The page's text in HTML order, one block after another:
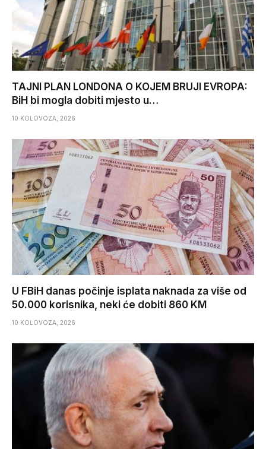
TAJNI PLAN LONDONA O KOJEM BRUJI EVROPA:
BiH bi mogla dobiti mjesto u…
10 KOLOVOZA, 2026
U FBiH danas počinje isplata naknada za više od
50.000 korisnika, neki će dobiti 860 KM
10 KOLOVOZA, 2026